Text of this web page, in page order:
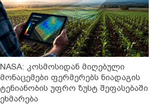
NASA: კოსმოსიდან მიღებული
მონაცემები ფერმერებს ნიადაგის
ტენიანობის უფრო ზუსტ შეფასებაში
ეხმარება